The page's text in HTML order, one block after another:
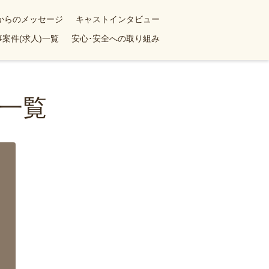
らのメッセージ
キャストインタビュー
案件(求人)一覧 安心･安全への取り組み
覧